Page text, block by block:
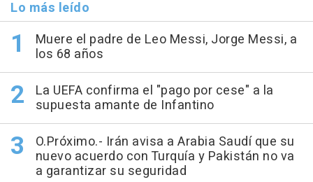
Lo más leído
Muere el padre de Leo Messi, Jorge Messi, a
los 68 años
La UEFA confirma el "pago por cese" a la
supuesta amante de Infantino
O.Próximo.- Irán avisa a Arabia Saudí que su
nuevo acuerdo con Turquía y Pakistán no va
a garantizar su seguridad